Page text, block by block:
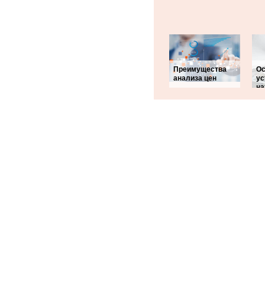
Преимущества
анализа цен